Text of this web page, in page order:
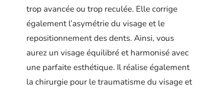
trop avancée ou trop reculée. Elle corrige
également l’asymétrie du visage et le
repositionnement des dents. Ainsi, vous
aurez un visage équilibré et harmonisé avec
une parfaite esthétique. Il réalise également
la chirurgie pour le traumatisme du visage et